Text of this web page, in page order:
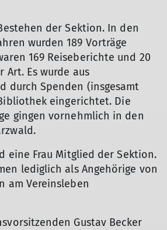
der Sektion. In den
wurden 189 Vorträge
169 Reiseberichte und 20
Art. Es wurde aus
durch Spenden (insgesamt
eingerichtet. Die
gingen vornehmlich in den
eine Frau Mitglied der Sektion.
lediglich als Angehörige von
am Vereinsleben
Gustav Becker